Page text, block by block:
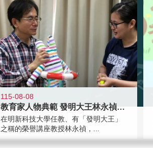
115-08-08
教育家人物典範 發明大王林永禎教授
在明新科技大學任教、有「發明大王」
之稱的榮譽講座教授林永禎，...